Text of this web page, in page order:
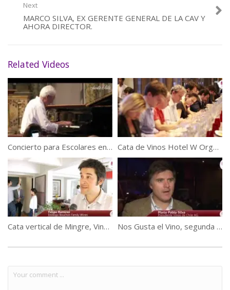
Next
MARCO SILVA, EX GERENTE GENERAL DE LA CAV Y
AHORA DIRECTOR.
Related Videos
Concierto para Escolares en Viña Santa Rita Cata de Vinos Hotel W Organiza Pisco Waqar
Cata vertical de Mingre, Vino Icono de Viña Bouchon Family Wines Nos Gusta el Vino, segunda etapa.